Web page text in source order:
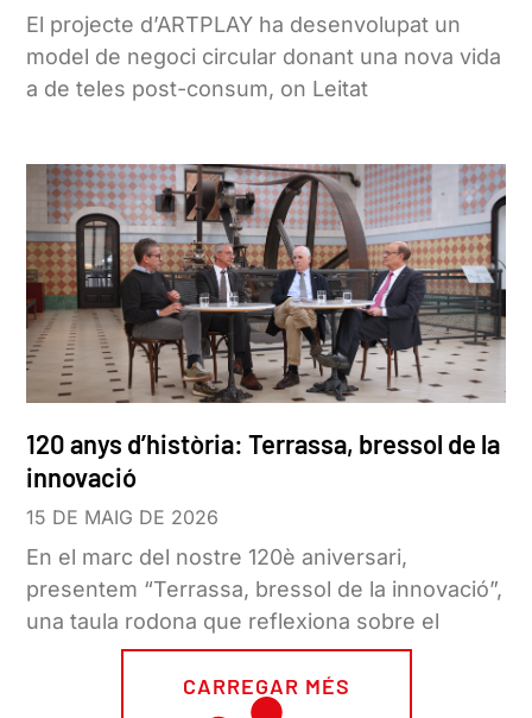
El projecte d’ARTPLAY ha desenvolupat un
model de negoci circular donant una nova vida
a de teles post-consum, on Leitat
120 anys d’història: Terrassa, bressol de la
innovació
15 DE MAIG DE 2026
En el marc del nostre 120è aniversari,
presentem “Terrassa, bressol de la innovació”,
una taula rodona que reflexiona sobre el
CARREGAR MÉS